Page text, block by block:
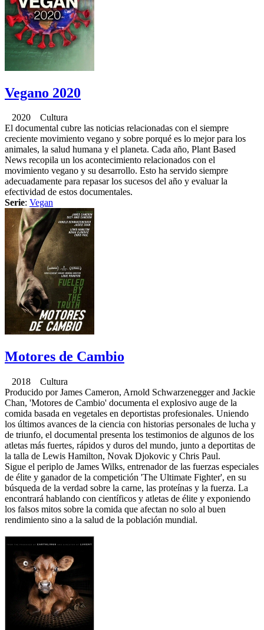
Vegano 2020
2020 Cultura
El documental cubre las noticias relacionadas con el siempre
creciente movimiento vegano y sobre porqué es lo mejor para los
animales, la salud humana y el planeta. Cada año, Plant Based
News recopila un los acontecimiento relacionados con el
movimiento vegano y su desarrollo. Esto ha servido siempre
adecuadamente para repasar los sucesos del año y evaluar la
efectividad de estos documentales.
Serie: Vegan
Motores de Cambio
2018 Cultura
Producido por James Cameron, Arnold Schwarzenegger and Jackie
Chan, 'Motores de Cambio' documenta el explosivo auge de la
comida basada en vegetales en deportistas profesionales. Uniendo
los últimos avances de la ciencia con historias personales de lucha y
de triunfo, el documental presenta los testimonios de algunos de los
atletas más fuertes, rápidos y duros del mundo, junto a deportitas de
la talla de Lewis Hamilton, Novak Djokovic y Chris Paul.
Sigue el periplo de James Wilks, entrenador de las fuerzas especiales
de élite y ganador de la competición 'The Ultimate Fighter', en su
búsqueda de la verdad sobre la carne, las proteínas y la fuerza. La
encontrará hablando con científicos y atletas de élite y exponiendo
los falsos mitos sobre la comida que afectan no solo al buen
rendimiento sino a la salud de la población mundial.